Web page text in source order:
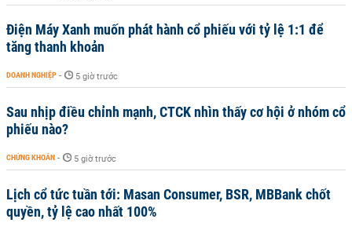
Điện Máy Xanh muốn phát hành cổ phiếu với tỷ lệ 1:1 để
tăng thanh khoản
DOANH NGHIỆP - 5 giờ trước
Sau nhịp điều chỉnh mạnh, CTCK nhìn thấy cơ hội ở nhóm cổ
phiếu nào?
CHỨNG KHOÁN - 5 giờ trước
Lịch cổ tức tuần tới: Masan Consumer, BSR, MBBank chốt
quyền, tỷ lệ cao nhất 100%